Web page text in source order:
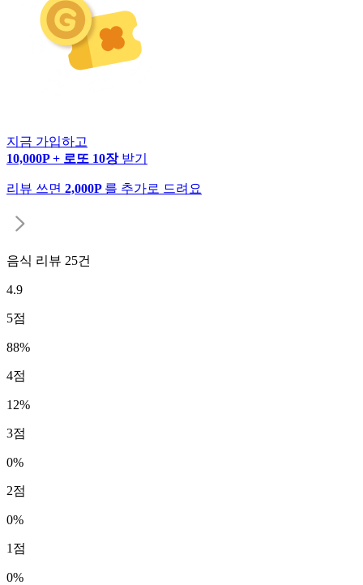
지금 가입하고
10,000P + 로또 10장 받기
리뷰 쓰면 2,000P 를 추가로 드려요
음식 리뷰 25건
4.9
5점
88%
4점
12%
3점
0%
2점
0%
1 점
0%